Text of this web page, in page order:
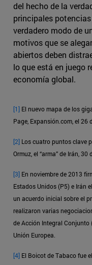
del hecho de la
principales
verdadero modo de
motivos que se
abiertos deben
lo que está en juego
economía global.
[1] El nuevo mapa de los
Page, Expansión.com, el 26
[2] Los cuatro puntos clave
Ormuz, el “arma” de Irán, 30
[3] En noviembre de 2013
Estados Unidos (P5) e Irán
un acuerdo inicial sobre el
realizaron varias
de Acción Integral Conjunto
Unión Europea.
[4] El Boicot de Tabaco fue